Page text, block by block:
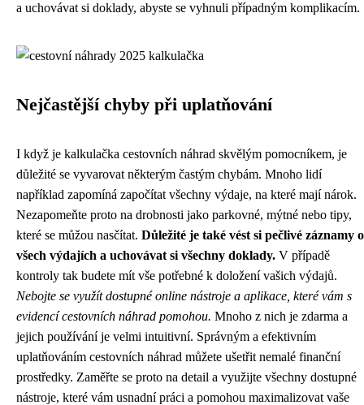
a uchovávat si doklady, abyste se vyhnuli případným komplikacím.
Nejčastější chyby při uplatňování
I když je kalkulačka cestovních náhrad skvělým pomocníkem, je
důležité se vyvarovat některým častým chybám. Mnoho lidí
například zapomíná započítat všechny výdaje, na které mají nárok.
Nezapomeňte proto na drobnosti jako parkovné, mýtné nebo tipy,
které se můžou nasčítat. Důležité je také vést si pečlivé záznamy o
všech výdajích a uchovávat si všechny doklady. V případě
kontroly tak budete mít vše potřebné k doložení vašich výdajů.
Nebojte se využít dostupné online nástroje a aplikace, které vám s
evidencí cestovních náhrad pomohou. Mnoho z nich je zdarma a
jejich používání je velmi intuitivní. Správným a efektivním
uplatňováním cestovních náhrad můžete ušetřit nemalé finanční
prostředky. Zaměřte se proto na detail a využijte všechny dostupné
nástroje, které vám usnadní práci a pomohou maximalizovat vaše